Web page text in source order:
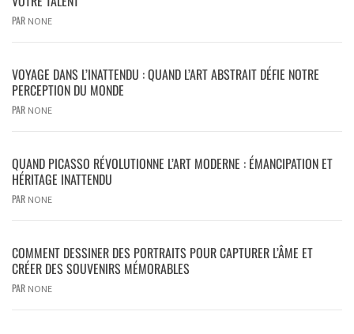
PAR NONE
VOYAGE DANS L’INATTENDU : QUAND L’ART ABSTRAIT DÉFIE NOTRE
PERCEPTION DU MONDE
PAR NONE
QUAND PICASSO RÉVOLUTIONNE L’ART MODERNE : ÉMANCIPATION ET
HÉRITAGE INATTENDU
PAR NONE
COMMENT DESSINER DES PORTRAITS POUR CAPTURER L’ÂME ET
CRÉER DES SOUVENIRS MÉMORABLES
PAR NONE